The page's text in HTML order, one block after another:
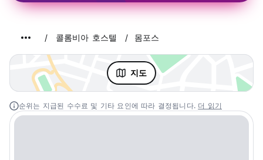
콜롬비아 호스텔 몸포스
지도
순위는 지급된 수수료 및 기타 요인에 따라 결정됩니다. 더 읽기